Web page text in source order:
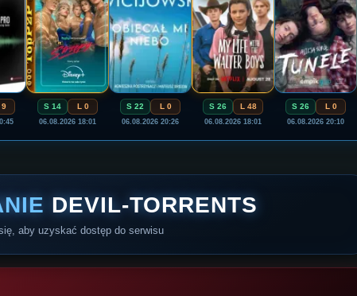
9 S 14 L 0
06.08.2026 18:01
S 22 L 0
06.08.2026 20:26
S 26 L 48
06.08.2026 18:01
S 26 L 0
06.08.2026 20:10
DEVIL-TORRENTS
aby uzyskać dostęp do serwisu